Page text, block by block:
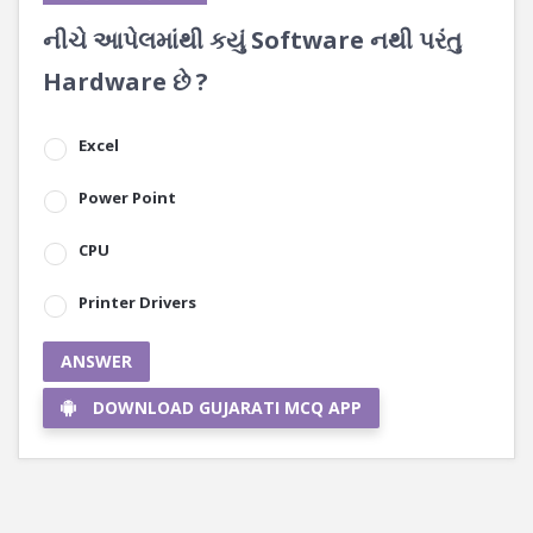
નીચે આપેલમાંથી કયું Software નથી પરંતુ
Hardware છે ?
Excel
Power Point
CPU
Printer Drivers
ANSWER
DOWNLOAD GUJARATI MCQ APP